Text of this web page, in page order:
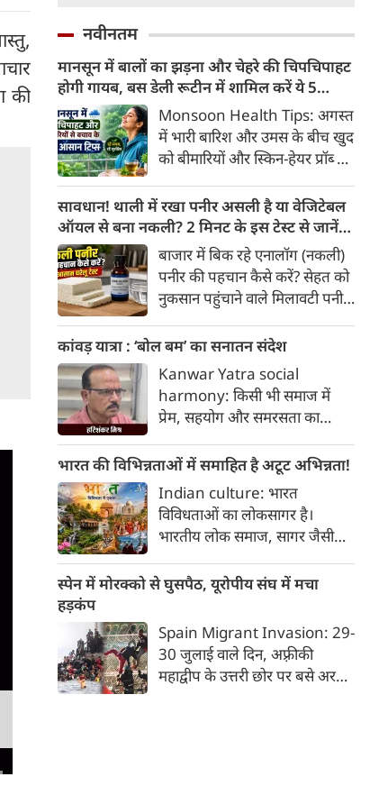
की
नवीनतम
मानसून में बालों का झड़ना और चेहरे की चिपचिपाहट
होगी गायब, बस डेली रूटीन में शामिल करें ये 5
लाइफस्टाइल टिप्सMonsoon Health Tips: अगस्त
में भारी बारिश और उमस के बीच खुद
को बीमारियों और स्किन-हेयर प्रॉब्लम
बताएं 5 बेस्ट मानसून लाइफस्टाइल
हैक्स।
सावधान! थाली में रखा पनीर असली है या वेजिटेबल
ऑयल से बना नकली? 2 मिनट के इस टेस्ट से जानें
सच्चाई
बाजार में बिक रहे एनालॉग (नकली)
पनीर की पहचान कैसे करें? सेहत को
नुकसान पहुंचाने वाले मिलावटी पनीर
यहां जानें।
कांवड़ यात्रा : ‘बोल बम’ का सनातन संदेश
Kanwar Yatra social
harmony: किसी भी समाज में
प्रेम, सहयोग और समरसता का
जब व्यक्ति अपने अहंकार का त्याग
कर भक्ति का पथ अपनाता है। कांवड़
यात्रा इसी सत्य का सजीव प्रतीक है।
मनुष्य को मनुष्य से जोड़ने वाली
सांस्कृतिक चेतना की यह एक विराट
यात्रा है जिसमें जाति, वर्ग, भाषा,
क्षेत्र, आर्थिक स्थिति और सामाजिक
भारत की विभिन्नताओं में समाहित है अटूट अभिन्नता!
Indian culture: भारत
विविधताओं का लोकसागर है।
भारतीय लोक समाज, सागर जैसी
में समायी अंतहीन विविधताओं का
जीता-जागता संग्रहालय हैं। हमारा
देश भारत, लोकजीवन की अंतहीन
विविधताओं का गहरा जमावड़ा है।
स्पेन में मोरक्को से घुसपैठ, यूरोपीय संघ में मचा
हड़कंप
Spain Migrant Invasion: 29-
30 जुलाई वाले दिन, अफ़्रीकी
महाद्वीप के उत्तरी छोर पर बसे अरबी